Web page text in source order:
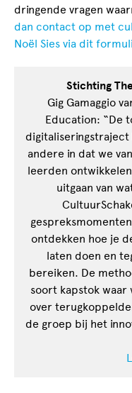
dringende vragen
dan contact op met
Noël Sies via dit
Stichting
Gig Gamaggio
Education: “De
andere in dat we
leerden
uitgaan van
ontdekken hoe je
laten doen en
bereiken. De
soort kapstok
over
de groep bij het